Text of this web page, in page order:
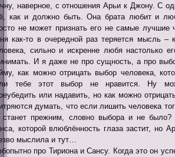
наверное, с отношения Арьи к Джону. С
как и должно быть. Она брата любит и
не может признать его не самые лучшие
как-то в очередной раз теряется мысль
сильно и искренне любя настолько
И я даже не про сущность, а про
как можно отрицать выбор человека,
тебе этот выбор не нравится. Ну
или надавить, но как можно
думать, что если лишить человека
станет прежним, словно выбора и не
которой влюблённость глаза застит, но
мыслила и тут…
про Тириона и Сансу. Когда это он